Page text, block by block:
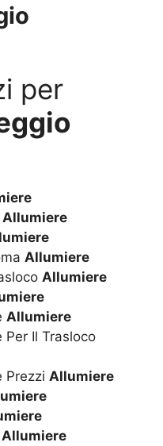
per
Allumiere
Allumiere
Allumiere
Allumiere
Il Trasloco
Prezzi Allumiere
Allumiere